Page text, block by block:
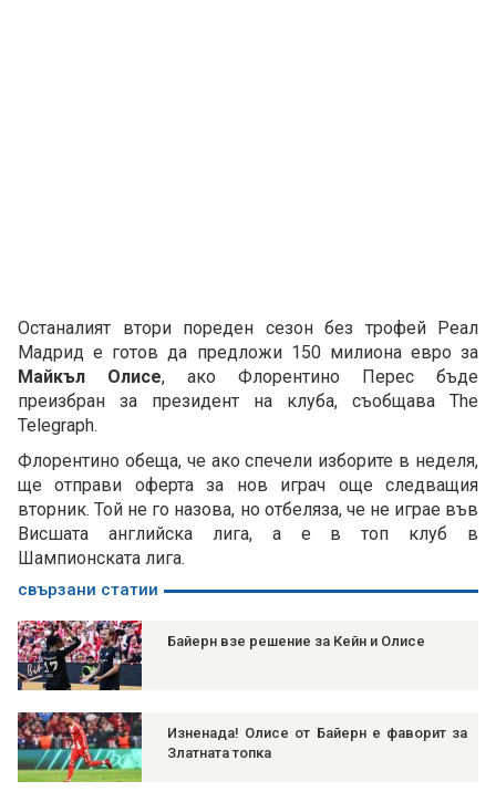
Останалият втори пореден сезон без трофей Реал
Мадрид е готов да предложи 150 милиона евро за
Майкъл Олисе, ако Флорентино Перес бъде
преизбран за президент на клуба, съобщава The
Telegraph.
Флорентино обеща, че ако спечели изборите в неделя,
ще отправи оферта за нов играч още следващия
вторник. Той не го назова, но отбеляза, че не играе във
Висшата английска лига, а е в топ клуб в
Шампионската лига.
свързани статии
Байерн взе решение за Кейн и Олисе
Изненада! Олисе от Байерн е фаворит за
Златната топка